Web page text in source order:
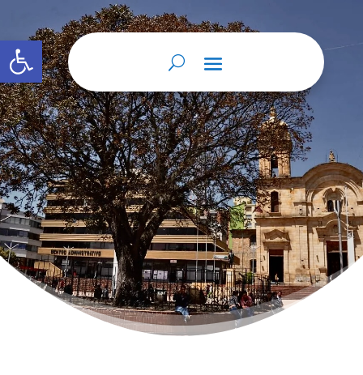
Abrir barra de herramientas
Home 9 Declaración de Unión Marital de
Hecho 9 Declaración de Unión Marital de
Hecho